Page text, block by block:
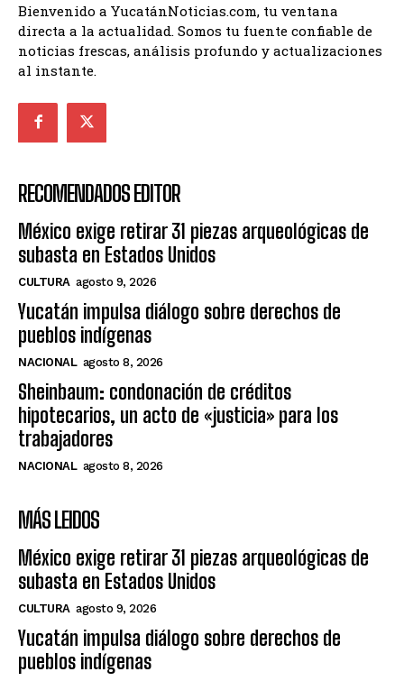
Bienvenido a YucatánNoticias.com, tu ventana
directa a la actualidad. Somos tu fuente confiable de
noticias frescas, análisis profundo y actualizaciones
al instante.
RECOMENDADOS EDITOR
México exige retirar 31 piezas arqueológicas de
subasta en Estados Unidos
CULTURA agosto 9, 2026
Yucatán impulsa diálogo sobre derechos de
pueblos indígenas
NACIONAL agosto 8, 2026
Sheinbaum: condonación de créditos
hipotecarios, un acto de «justicia» para los
trabajadores
NACIONAL agosto 8, 2026
MÁS LEIDOS
México exige retirar 31 piezas arqueológicas de
subasta en Estados Unidos
CULTURA agosto 9, 2026
Yucatán impulsa diálogo sobre derechos de
pueblos indígenas